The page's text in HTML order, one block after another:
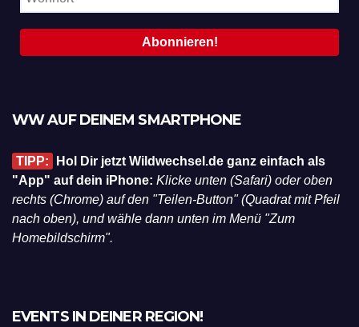
WW AUF DEINEM SMARTPHONE
TIPP:
Hol Dir jetzt Wildwechsel.de ganz einfach als
"App" auf dein iPhone: Klicke unten (Safari) oder oben
rechts (Chrome) auf den "Teilen-Button" (Quadrat mit Pfeil
nach oben), und wähle dann unten im Menü "Zum
Homebildschirm".
EVENTS IN DEINER REGION!